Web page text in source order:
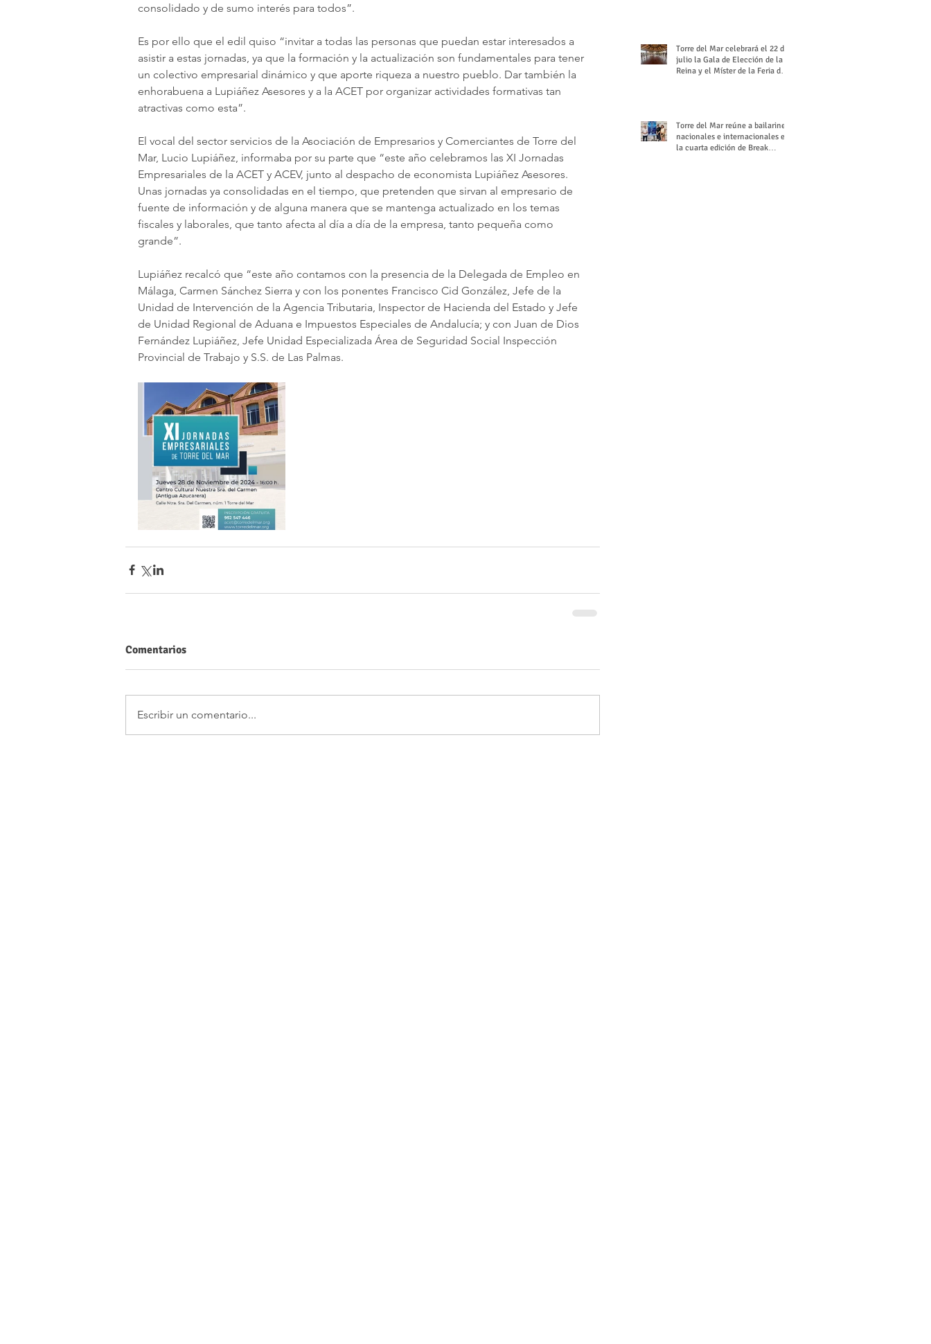
consolidado y de sumo interés para todos”.
Es por ello que el edil quiso “invitar a todas las personas que puedan estar interesados a
asistir a estas jornadas, ya que la formación y la actualización son fundamentales para tener
un colectivo empresarial dinámico y que aporte riqueza a nuestro pueblo. Dar también la
enhorabuena a Lupiáñez Asesores y a la ACET por organizar actividades formativas tan
atractivas como esta”.
El vocal del sector servicios de la Asociación de Empresarios y Comerciantes de Torre del
Mar, Lucio Lupiáñez, informaba por su parte que “este año celebramos las XI Jornadas
Empresariales de la ACET y ACEV, junto al despacho de economista Lupiáñez Asesores.
Unas jornadas ya consolidadas en el tiempo, que pretenden que sirvan al empresario de
fuente de información y de alguna manera que se mantenga actualizado en los temas
fiscales y laborales, que tanto afecta al día a día de la empresa, tanto pequeña como
grande”.
Lupiáñez recalcó que “este año contamos con la presencia de la Delegada de Empleo en
Málaga, Carmen Sánchez Sierra y con los ponentes Francisco Cid González, Jefe de la
Unidad de Intervención de la Agencia Tributaria, Inspector de Hacienda del Estado y Jefe
de Unidad Regional de Aduana e Impuestos Especiales de Andalucía; y con Juan de Dios
Fernández Lupiáñez, Jefe Unidad Especializada Área de Seguridad Social Inspección
Provincial de Trabajo y S.S. de Las Palmas.
Comentarios
Escribir un comentario...
Torre del Mar celebrará el 22 de
julio la Gala de Elección de la
Reina y el Míster de la Feria de
Torre del Mar reúne a bailarines
nacionales e internacionales en
la cuarta edición de Break